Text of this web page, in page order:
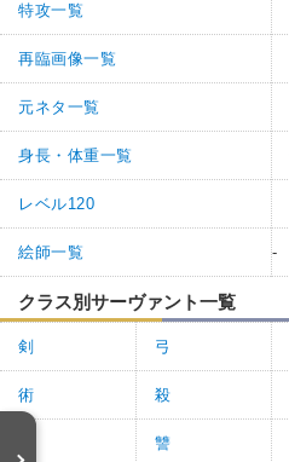
特攻一覧
再臨画像一覧
元ネタ一覧
身長・体重一覧
レベル120
絵師一覧 -
クラス別サーヴァント一覧
剣 弓
術 殺
讐